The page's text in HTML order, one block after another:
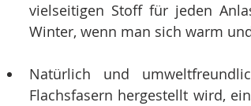
vielseitigen Stoff für jeden
Winter, wenn man sich warm
Natürlich und
Flachsfasern hergestellt wird,